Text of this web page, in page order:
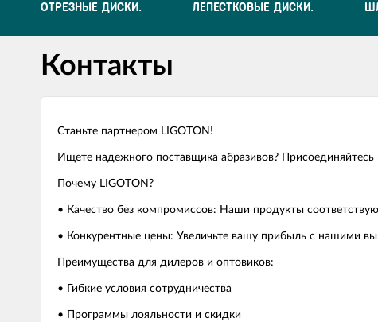
ОТРЕЗНЫЕ ДИСКИ. ЛЕПЕСТКОВЫЕ ДИСКИ.
Контакты
Станьте партнером LIGOTON!
Ищете надежного поставщика абразивов?
Почему LIGOTON?
• Качество без компромиссов: Наши продукты
• Конкурентные цены: Увеличьте вашу прибыль с нашими
Преимущества для дилеров и оптовиков:
• Гибкие условия сотрудничества
• Программы лояльности и скидки